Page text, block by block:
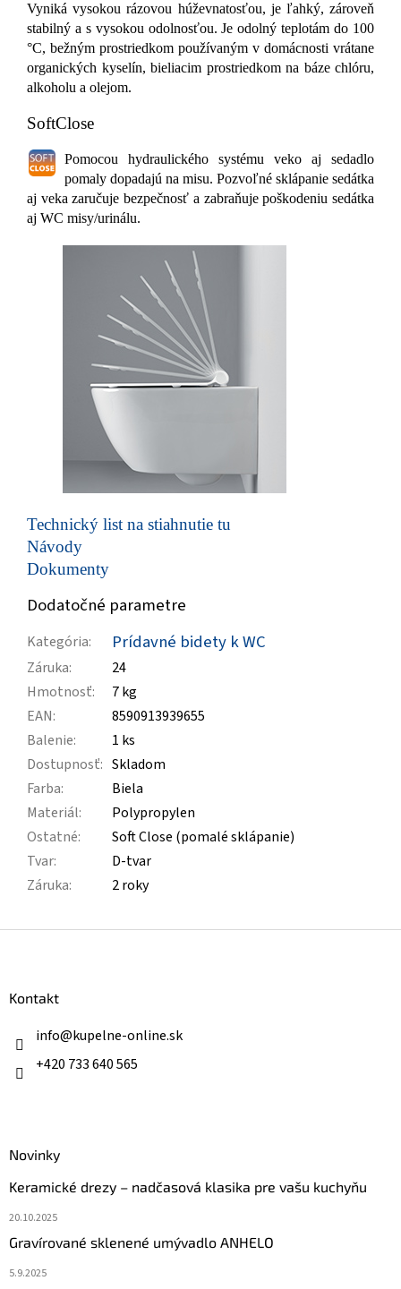
Vyniká vysokou rázovou húževnatosťou, je ľahký, zároveň
stabilný a s vysokou odolnosťou. Je odolný teplotám do 100
°C, bežným prostriedkom používaným v domácnosti vrátane
organických kyselín, bieliacim prostriedkom na báze chlóru,
alkoholu a olejom.
SoftClose
Pomocou hydraulického systému veko aj sedadlo
pomaly dopadajú na misu. Pozvoľné sklápanie sedátka
aj veka zaručuje bezpečnosť a zabraňuje poškodeniu sedátka
aj WC misy/urinálu.
Technický list na stiahnutie tu
Návody
Dokumenty
Dodatočné parametre
Kategória: Prídavné bidety k WC
Záruka:
24
Hmotnosť:
7 kg
EAN:
8590913939655
Balenie:
1 ks
Dostupnosť: Skladom
Farba:
Biela
Materiál:
Polypropylen
Ostatné:
Soft Close (pomalé sklápanie)
Tvar:
D-tvar
Záruka: 2 roky
Kontakt
info@kupelne-online.sk
+420 733 640 565
Novinky
Keramické drezy – nadčasová klasika pre vašu kuchyňu
20.10.2025
Gravírované sklenené umývadlo ANHELO
5.9.2025